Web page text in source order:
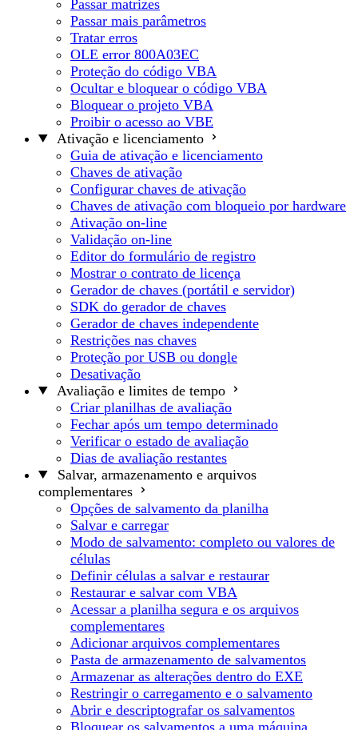
Passar matrizes
Passar mais parâmetros
Tratar erros
OLE error 800A03EC
Proteção do código VBA
Ocultar e bloquear o código VBA
Bloquear o projeto VBA
Proibir o acesso ao VBE
Ativação e licenciamento
Guia de ativação e licenciamento
Chaves de ativação
Configurar chaves de ativação
Chaves de ativação com bloqueio por hardware
Ativação on-line
Validação on-line
Editor do formulário de registro
Mostrar o contrato de licença
Gerador de chaves (portátil e servidor)
SDK do gerador de chaves
Gerador de chaves independente
Restrições nas chaves
Proteção por USB ou dongle
Desativação
Avaliação e limites de tempo
Criar planilhas de avaliação
Fechar após um tempo determinado
Verificar o estado de avaliação
Dias de avaliação restantes
Salvar, armazenamento e arquivos
complementares
Opções de salvamento da planilha
Salvar e carregar
Modo de salvamento: completo ou valores de
células
Definir células a salvar e restaurar
Restaurar e salvar com VBA
Acessar a planilha segura e os arquivos
complementares
Adicionar arquivos complementares
Pasta de armazenamento de salvamentos
Armazenar as alterações dentro do EXE
Restringir o carregamento e o salvamento
Abrir e descriptografar os salvamentos
Bloquear os salvamentos a uma máquina